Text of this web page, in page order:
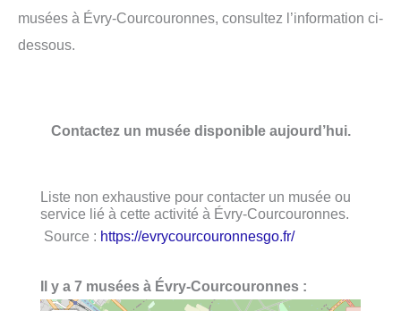
musées à Évry-Courcouronnes, consultez l’information ci-
dessous.
Contactez un musée disponible aujourd’hui.
Liste non exhaustive pour contacter un musée ou
service lié à cette activité à Évry-Courcouronnes.
Source : https://evrycourcouronnesgo.fr/
Il y a 7 musées à Évry-Courcouronnes :